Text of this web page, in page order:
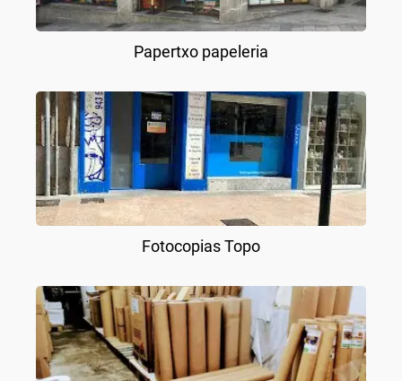
Papertxo papeleria
Fotocopias Topo